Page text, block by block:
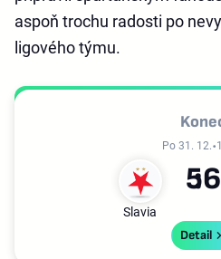
aspoň trochu radosti po
ligového týmu.
Po 31. 12.
Slavia
56
Detail